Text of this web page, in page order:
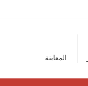
المعاينة